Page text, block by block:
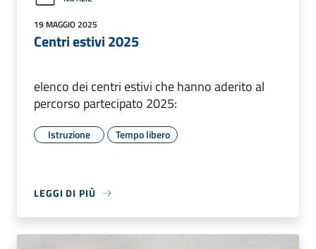
19 MAGGIO 2025
Centri estivi 2025
elenco dei centri estivi che hanno aderito al
percorso partecipato 2025:
Istruzione Tempo libero
LEGGI DI PIÙ